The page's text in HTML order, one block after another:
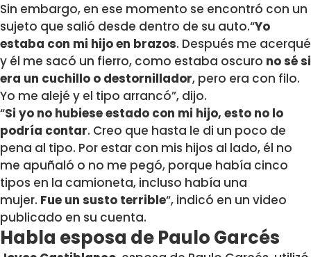
Sin embargo, en ese momento se encontró con un
sujeto que salió desde dentro de su auto.“Yo
estaba con mi hijo en brazos. Después me acerqué
y él me sacó un fierro, como estaba oscuro no sé si
era un cuchillo o destornillador, pero era con filo.
Yo me alejé y el tipo arrancó”, dijo.
“Si yo no hubiese estado con mi hijo, esto no lo
podría contar. Creo que hasta le di un poco de
pena al tipo. Por estar con mis hijos al lado, él no
me apuñaló o no me pegó, porque había cinco
tipos en la camioneta, incluso había una
mujer. Fue un susto terrible“, indicó en un video
publicado en su cuenta.
Habla esposa de Paulo Garcés